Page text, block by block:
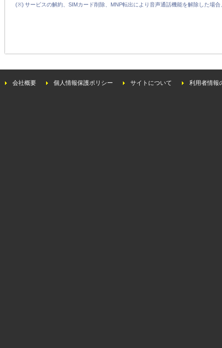
(※) サービスの解約、SIMカード削除、MNP転出により音声通話機能を解除した場
会社概要 個人情報保護ポリシー サイトについて 利用者情報